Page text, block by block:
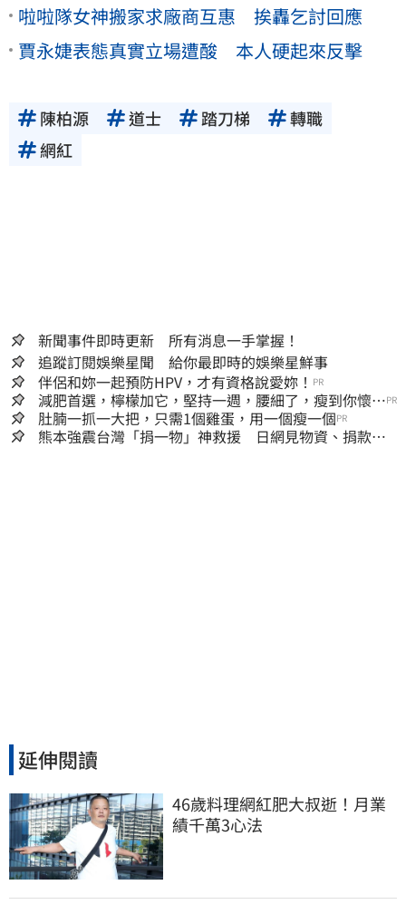
啦啦隊女神搬家求廠商互惠 挨轟乞討回應
賈永婕表態真實立場遭酸 本人硬起來反擊
陳柏源 道士 踏刀梯
轉職
網紅
新聞事件即時更新 所有消息一手掌握！
追蹤訂閱娛樂星聞 給你最即時的娛樂星鮮事
伴侶和妳一起預防HPV，才有資格說愛妳！ PR
減肥首選，檸檬加它，堅持一週，腰細了，瘦到你懷疑
人生
PR
肚腩一抓一大把，只需1個雞蛋，用一個瘦一個PR
熊本強震台灣「捐一物」神救援 日網見物資、捐款
延伸閱讀
46歲料理網紅肥大叔逝！月業
績千萬3心法